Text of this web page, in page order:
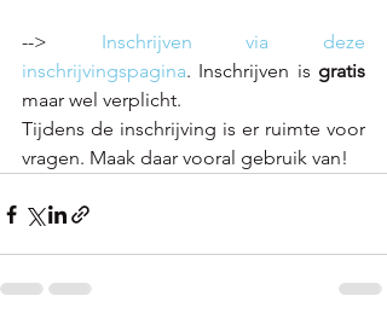
--> Inschrijven via deze
inschrijvingspagina. Inschrijven is gratis
maar wel verplicht.
Tijdens de inschrijving is er ruimte voor
vragen. Maak daar vooral gebruik van!